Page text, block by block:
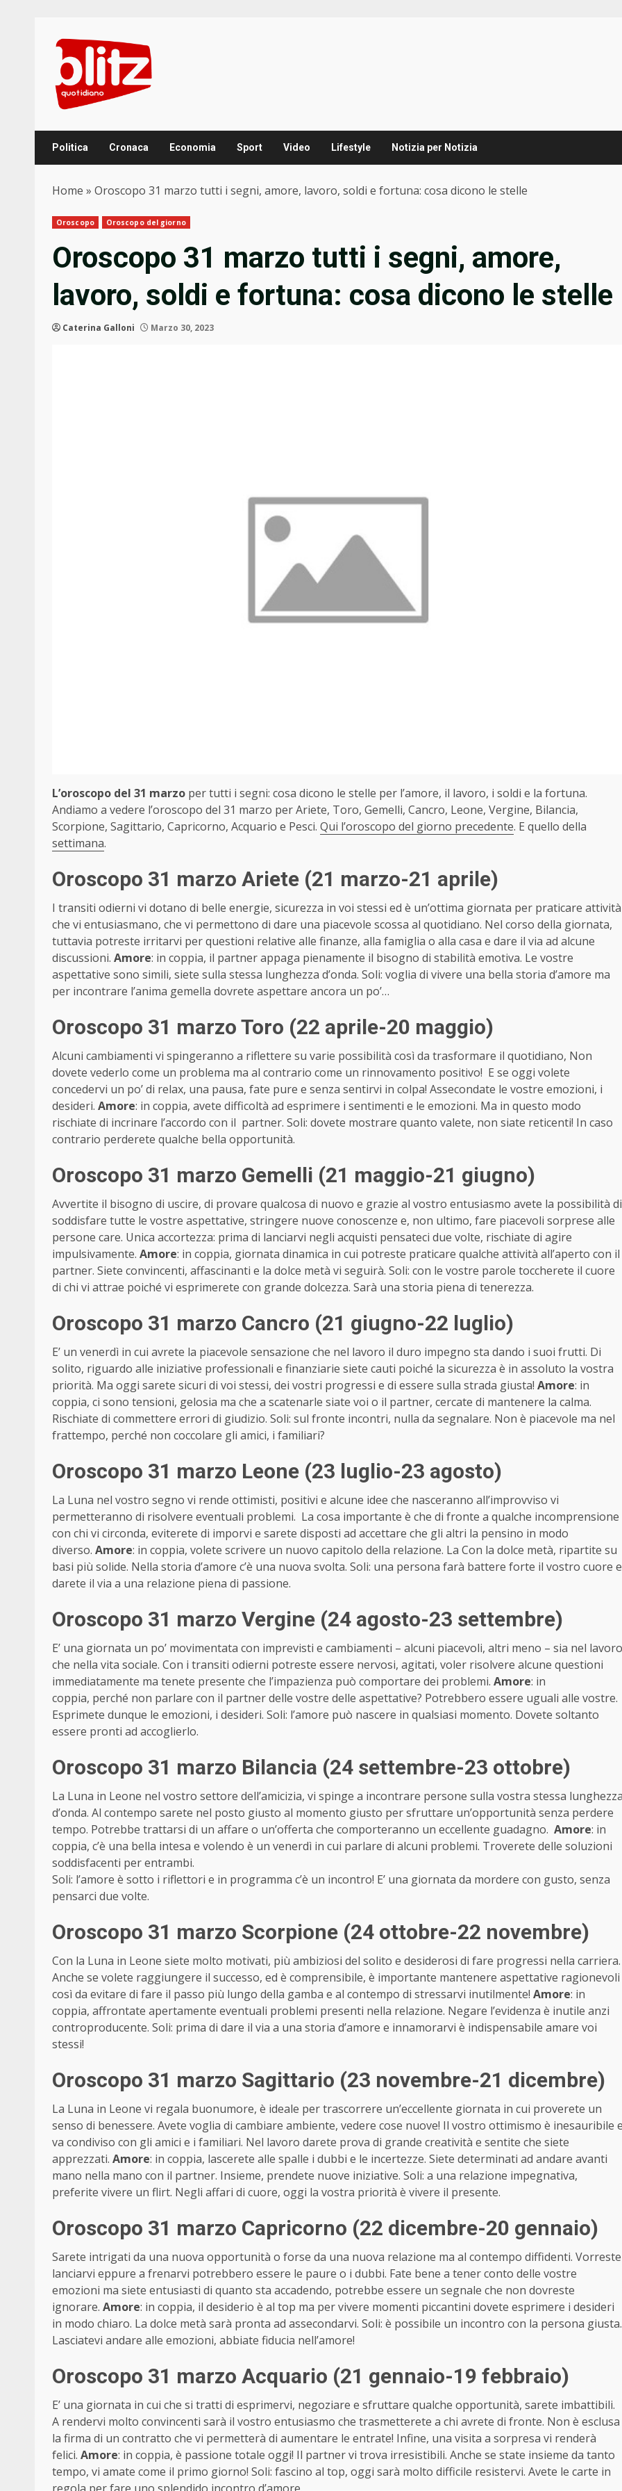
content
Politica Cronaca Economia Sport Video Lifestyle Notizia per Notizia
Home » Oroscopo 31 marzo tutti i segni, amore, lavoro, soldi e fortuna: cosa dicono le stelle
Oroscopo Oroscopo del giorno
Oroscopo 31 marzo tutti i segni, amore,
lavoro, soldi e fortuna: cosa dicono le stelle
Caterina Galloni Marzo 30, 2023
L’oroscopo del 31 marzo per tutti i segni: cosa dicono le stelle per l’amore, il lavoro, i soldi e la fortuna.
Andiamo a vedere l’oroscopo del 31 marzo per Ariete, Toro, Gemelli, Cancro, Leone, Vergine, Bilancia,
Scorpione, Sagittario, Capricorno, Acquario e Pesci. Qui l’oroscopo del giorno precedente. E quello della
settimana.
Oroscopo 31 marzo Ariete (21 marzo-21 aprile)
I transiti odierni vi dotano di belle energie, sicurezza in voi stessi ed è un’ottima giornata per praticare attività
che vi entusiasmano, che vi permettono di dare una piacevole scossa al quotidiano. Nel corso della giornata,
tuttavia potreste irritarvi per questioni relative alle finanze, alla famiglia o alla casa e dare il via ad alcune
discussioni. Amore: in coppia, il partner appaga pienamente il bisogno di stabilità emotiva. Le vostre
aspettative sono simili, siete sulla stessa lunghezza d’onda. Soli: voglia di vivere una bella storia d’amore ma
per incontrare l’anima gemella dovrete aspettare ancora un po’…
Oroscopo 31 marzo Toro (22 aprile-20 maggio)
Alcuni cambiamenti vi spingeranno a riflettere su varie possibilità così da trasformare il quotidiano, Non
dovete vederlo come un problema ma al contrario come un rinnovamento positivo! E se oggi volete
concedervi un po’ di relax, una pausa, fate pure e senza sentirvi in colpa! Assecondate le vostre emozioni, i
desideri. Amore: in coppia, avete difficoltà ad esprimere i sentimenti e le emozioni. Ma in questo modo
rischiate di incrinare l’accordo con il partner. Soli: dovete mostrare quanto valete, non siate reticenti! In caso
contrario perderete qualche bella opportunità.
Oroscopo 31 marzo Gemelli (21 maggio-21 giugno)
Avvertite il bisogno di uscire, di provare qualcosa di nuovo e grazie al vostro entusiasmo avete la possibilità di
soddisfare tutte le vostre aspettative, stringere nuove conoscenze e, non ultimo, fare piacevoli sorprese alle
persone care. Unica accortezza: prima di lanciarvi negli acquisti pensateci due volte, rischiate di agire
impulsivamente. Amore: in coppia, giornata dinamica in cui potreste praticare qualche attività all’aperto con il
partner. Siete convincenti, affascinanti e la dolce metà vi seguirà. Soli: con le vostre parole toccherete il cuore
di chi vi attrae poiché vi esprimerete con grande dolcezza. Sarà una storia piena di tenerezza.
Oroscopo 31 marzo Cancro (21 giugno-22 luglio)
E’ un venerdì in cui avrete la piacevole sensazione che nel lavoro il duro impegno sta dando i suoi frutti. Di
solito, riguardo alle iniziative professionali e finanziarie siete cauti poiché la sicurezza è in assoluto la vostra
priorità. Ma oggi sarete sicuri di voi stessi, dei vostri progressi e di essere sulla strada giusta! Amore: in
coppia, ci sono tensioni, gelosia ma che a scatenarle siate voi o il partner, cercate di mantenere la calma.
Rischiate di commettere errori di giudizio. Soli: sul fronte incontri, nulla da segnalare. Non è piacevole ma nel
frattempo, perché non coccolare gli amici, i familiari?
Oroscopo 31 marzo Leone (23 luglio-23 agosto)
La Luna nel vostro segno vi rende ottimisti, positivi e alcune idee che nasceranno all’improvviso vi
permetteranno di risolvere eventuali problemi. La cosa importante è che di fronte a qualche incomprensione
con chi vi circonda, eviterete di imporvi e sarete disposti ad accettare che gli altri la pensino in modo
diverso. Amore: in coppia, volete scrivere un nuovo capitolo della relazione. La Con la dolce metà, ripartite su
basi più solide. Nella storia d’amore c’è una nuova svolta. Soli: una persona farà battere forte il vostro cuore e
darete il via a una relazione piena di passione.
Oroscopo 31 marzo Vergine (24 agosto-23 settembre)
E’ una giornata un po’ movimentata con imprevisti e cambiamenti – alcuni piacevoli, altri meno – sia nel lavoro
che nella vita sociale. Con i transiti odierni potreste essere nervosi, agitati, voler risolvere alcune questioni
immediatamente ma tenete presente che l’impazienza può comportare dei problemi. Amore: in
coppia, perché non parlare con il partner delle vostre delle aspettative? Potrebbero essere uguali alle vostre.
Esprimete dunque le emozioni, i desideri. Soli: l’amore può nascere in qualsiasi momento. Dovete soltanto
essere pronti ad accoglierlo.
Oroscopo 31 marzo Bilancia (24 settembre-23 ottobre)
La Luna in Leone nel vostro settore dell’amicizia, vi spinge a incontrare persone sulla vostra stessa
d’onda. Al contempo sarete nel posto giusto al momento giusto per sfruttare un’opportunità senza perdere
tempo. Potrebbe trattarsi di un affare o un’offerta che comporteranno un eccellente guadagno. Amore: in
coppia, c’è una bella intesa e volendo è un venerdì in cui parlare di alcuni problemi. Troverete delle soluzioni
soddisfacenti per entrambi.
Soli: l’amore è sotto i riflettori e in programma c’è un incontro! E’ una giornata da mordere con gusto, senza
pensarci due volte.
Oroscopo 31 marzo Scorpione (24 ottobre-22 novembre)
Con la Luna in Leone siete molto motivati, più ambiziosi del solito e desiderosi di fare progressi nella carriera.
Anche se volete raggiungere il successo, ed è comprensibile, è importante mantenere aspettative ragionevoli
così da evitare di fare il passo più lungo della gamba e al contempo di stressarvi inutilmente! Amore: in
coppia, affrontate apertamente eventuali problemi presenti nella relazione. Negare l’evidenza è inutile anzi
controproducente. Soli: prima di dare il via a una storia d’amore e innamorarvi è indispensabile amare voi
stessi!
Oroscopo 31 marzo Sagittario (23 novembre-21 dicembre)
La Luna in Leone vi regala buonumore, è ideale per trascorrere un’eccellente giornata in cui proverete un
senso di benessere. Avete voglia di cambiare ambiente, vedere cose nuove! Il vostro ottimismo è inesauribile
va condiviso con gli amici e i familiari. Nel lavoro darete prova di grande creatività e sentite che siete
apprezzati. Amore: in coppia, lascerete alle spalle i dubbi e le incertezze. Siete determinati ad andare avanti
mano nella mano con il partner. Insieme, prendete nuove iniziative. Soli: a una relazione impegnativa,
preferite vivere un flirt. Negli affari di cuore, oggi la vostra priorità è vivere il presente.
Oroscopo 31 marzo Capricorno (22 dicembre-20 gennaio)
Sarete intrigati da una nuova opportunità o forse da una nuova relazione ma al contempo diffidenti. Vorreste
lanciarvi eppure a frenarvi potrebbero essere le paure o i dubbi. Fate bene a tener conto delle vostre
emozioni ma siete entusiasti di quanto sta accadendo, potrebbe essere un segnale che non dovreste
ignorare. Amore: in coppia, il desiderio è al top ma per vivere momenti piccantini dovete esprimere i desideri
in modo chiaro. La dolce metà sarà pronta ad assecondarvi. Soli: è possibile un incontro con la persona giusta.
Lasciatevi andare alle emozioni, abbiate fiducia nell’amore!
Oroscopo 31 marzo Acquario (21 gennaio-19 febbraio)
E’ una giornata in cui che si tratti di esprimervi, negoziare e sfruttare qualche opportunità, sarete imbattibili.
A rendervi molto convincenti sarà il vostro entusiasmo che trasmetterete a chi avrete di fronte. Non è esclusa
la firma di un contratto che vi permetterà di aumentare le entrate! Infine, una visita a sorpresa vi renderà
felici. Amore: in coppia, è passione totale oggi! Il partner vi trova irresistibili. Anche se state insieme da tanto
tempo, vi amate come il primo giorno! Soli: fascino al top, oggi sarà molto difficile resistervi. Avete le carte in
regola per fare uno splendido incontro d’amore.